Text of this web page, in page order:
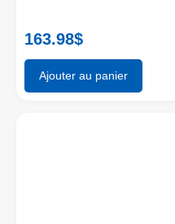
163.98$
Ajouter au panier